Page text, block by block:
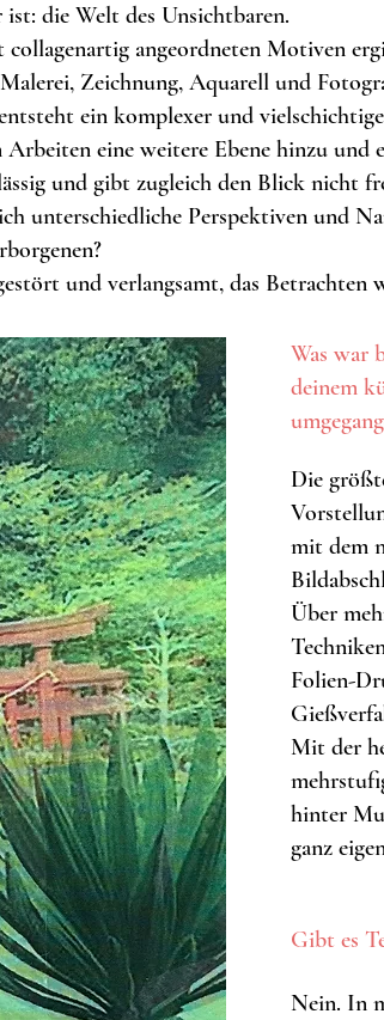
die Welt des Unsichtbaren.
angeordneten Motiven
Zeichnung, Aquarell und
ein komplexer und
eine weitere Ebene hinzu und
und gibt zugleich den Blick nicht
unterschiedliche Perspektiven und
und verlangsamt, das Betrachten
Was war
deinem
Die
mit dem
Über
Folien-
Mit der
hinter
ganz
Gibt es
Nein. In